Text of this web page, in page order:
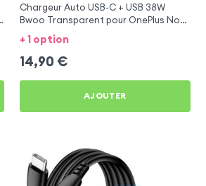
Chargeur Auto USB-C + USB 38W
Bwoo Transparent pour OnePlus Nord
CE 5G
+ 1 option
14,90 €
AJOUTER